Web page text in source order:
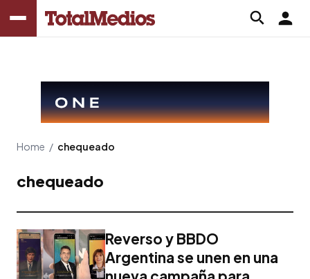
Home / chequeado
chequeado
Reverso y BBDO
Argentina se unen en una